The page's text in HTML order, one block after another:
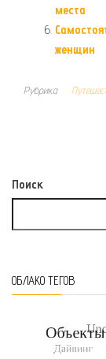
места
женщин
Рубрика
Поиск
ОБЛАКО ТЕГОВ